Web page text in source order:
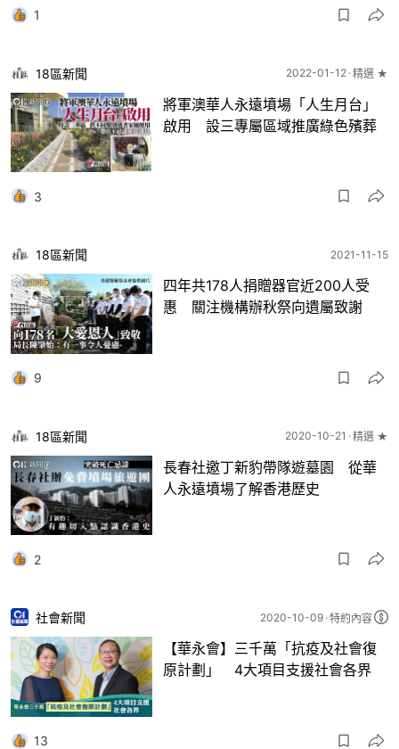
1
18區新聞 2022-01-12 精選 ★
將軍澳華人永遠墳場「人生月台」
啟用 設三專屬區域推廣綠色殯葬
3
18區新聞 2021-11-15
四年共178人捐贈器官近200人受
惠 關注機構辦秋祭向遺屬致謝
9
18區新聞 2020-10-21 精選 ★
長春社邀丁新豹帶隊遊墓園 從華
人永遠墳場了解香港歷史
2
社會新聞 2020-10-09 特約內容
【華永會】三千萬「抗疫及社會復
原計劃」 4大項目支援社會各界
13